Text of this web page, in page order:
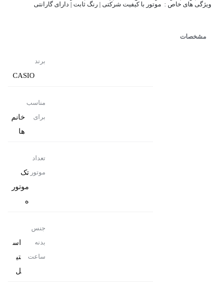
ویژگی های خاص : موتور با کیفیت شرکتی | رنگ ثابت | دارای گارانتی
مشخصات
برند
CASIO
مناسب
برای
خانم
ها
تعداد
موتور تک
موتور
ه
جنس
بدنه
ساعت
اس
تی
ل